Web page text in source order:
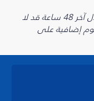
* تم الحصول على جميع الأسعار المعروضة خلال آخر 48 ساعة قد لا
إضافية على